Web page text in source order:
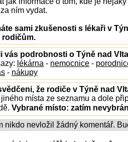
ním vydat.
sami zkušenosti s lékaři v
rodičům.
vás podrobnosti o Týně nad
lékárna - nemocnice -
- nákupy
že rodiče v Týně nad
místa ze seznamu a dole
Vybrané místo: zatím
nikdo nevložil žádný komentář.